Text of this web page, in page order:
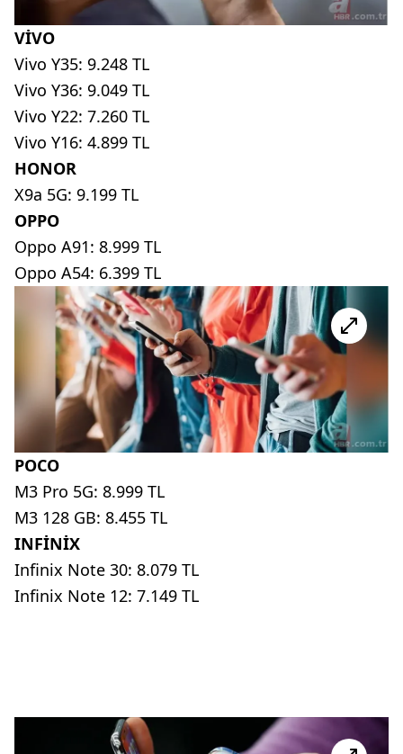
VİVO
Vivo Y35: 9.248 TL
Vivo Y36: 9.049 TL
Vivo Y22: 7.260 TL
Vivo Y16: 4.899 TL
HONOR
X9a 5G: 9.199 TL
OPPO
Oppo A91: 8.999 TL
Oppo A54: 6.399 TL
POCO
M3 Pro 5G: 8.999 TL
M3 128 GB: 8.455 TL
INFİNİX
Infinix Note 30: 8.079 TL
Infinix Note 12: 7.149 TL